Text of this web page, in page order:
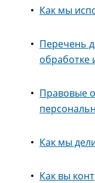
Как мы
Перечень
Правовые
Как мы
Как вы